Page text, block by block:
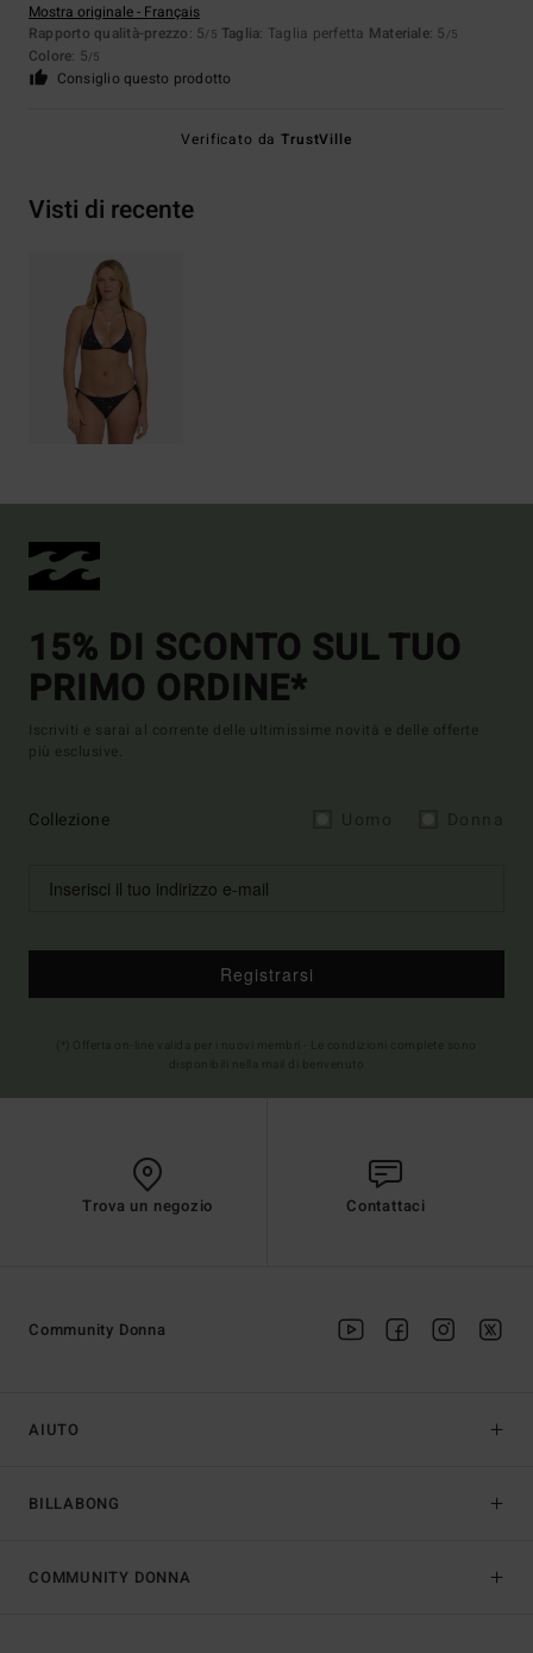
Mostra originale - Français
Rapporto qualità-prezzo: 5/5 Taglia: Taglia perfetta Materiale: 5 /5
Colore: 5/5
Consiglio questo prodotto
Verificato daTrustVille
Visti di recente
15% DI SCONTO SUL TUO
PRIMO ORDINE*
Iscriviti e sarai al corrente delle ultimissime novità e delle offerte
più esclusive.
Collezione
Registrarsi
Trova un negozio Contattaci
AIUTO
BILLABONG
Community Donna
COMMUNITY DONNA